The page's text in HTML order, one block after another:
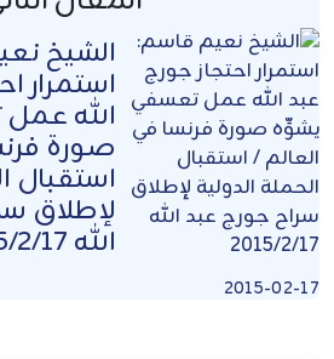
الشيخ
استمرار
الله
صورة
استقبال
لإطلاق
الله 2015/2/17
2015-02-17